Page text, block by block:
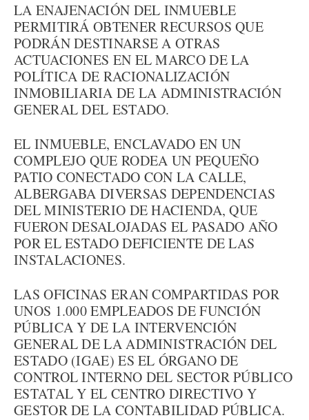
LA ENAJENACIÓN DEL INMUEBLE
PERMITIRÁ OBTENER RECURSOS QUE
PODRÁN DESTINARSE A OTRAS
ACTUACIONES EN EL MARCO DE LA
POLÍTICA DE RACIONALIZACIÓN
INMOBILIARIA DE LA ADMINISTRACIÓN
GENERAL DEL ESTADO.
EL INMUEBLE, ENCLAVADO EN UN
COMPLEJO QUE RODEA UN PEQUEÑO
PATIO CONECTADO CON LA CALLE,
ALBERGABA DIVERSAS DEPENDENCIAS
DEL MINISTERIO DE HACIENDA, QUE
FUERON DESALOJADAS EL PASADO AÑO
POR EL ESTADO DEFICIENTE DE LAS
INSTALACIONES.
LAS OFICINAS ERAN COMPARTIDAS POR
UNOS 1.000 EMPLEADOS DE FUNCIÓN
PÚBLICA Y DE LA INTERVENCIÓN
GENERAL DE LA ADMINISTRACIÓN DEL
ESTADO (IGAE) ES EL ÓRGANO DE
CONTROL INTERNO DEL SECTOR PÚBLICO
ESTATAL Y EL CENTRO DIRECTIVO Y
GESTOR DE LA CONTABILIDAD PÚBLICA.